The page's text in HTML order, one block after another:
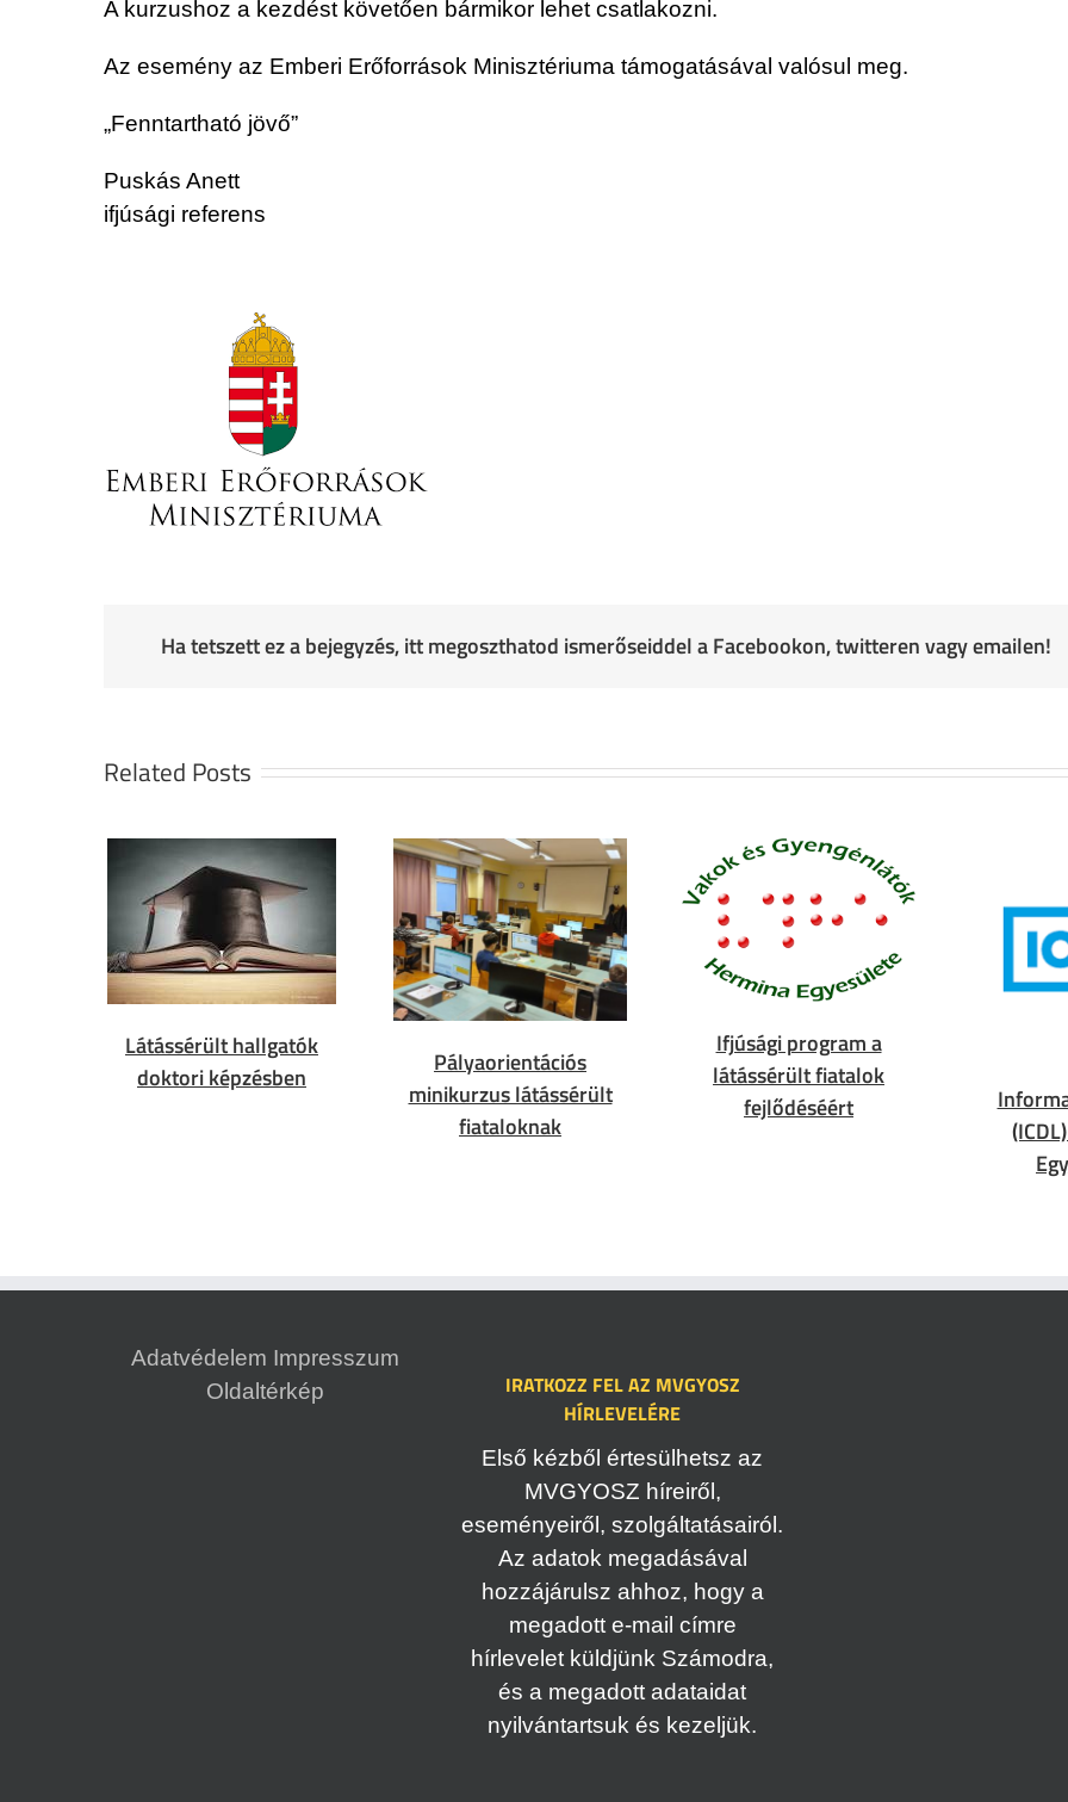
A kurzushoz a kezdést követően bármikor lehet csatlakozni.
Az esemény az Emberi Erőforrások Minisztériuma támogatásával valósul meg.
„Fenntartható jövő”
Puskás Anett
ifjúsági referens
Ha tetszett ez a bejegyzés, itt megoszthatod ismerőseiddel a Facebookon, twitteren vagy emailen!
Related Posts
Látássérült hallgatók
doktori képzésben
Pályaorientációs
minikurzus látássérült
fiataloknak
Ifjúsági program a
látássérült fiatalok
fejlődéséért
Adatvédelem Impresszum
Oldaltérkép
IRATKOZZ FEL AZ MVGYOSZ
HÍRLEVELÉRE
Első kézből értesülhetsz az
MVGYOSZ híreiről,
eseményeiről, szolgáltatásairól.
Az adatok megadásával
hozzájárulsz ahhoz, hogy a
megadott e-mail címre
hírlevelet küldjünk Számodra,
és a megadott adataidat
nyilvántartsuk és kezeljük.